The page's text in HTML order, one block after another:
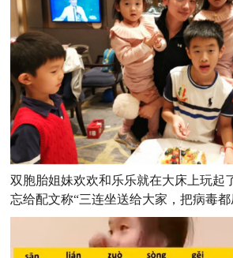
双胞胎姐妹欢欢和乐乐就在大床上玩起
忘给配文称“三连坐送给大家，把病毒都